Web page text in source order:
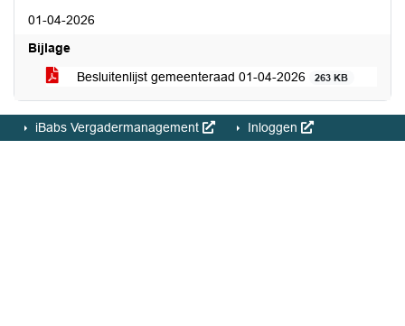
01-04-2026
Bijlage
Besluitenlijst gemeenteraad 01-04-2026
263 KB
iBabs Vergadermanagement Inloggen